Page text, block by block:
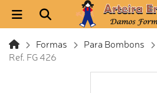
Formas Para Bombons
Ref. FG 426